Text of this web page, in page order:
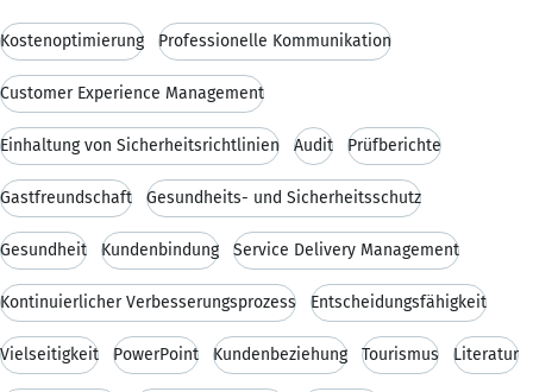
Kostenoptimierung Professionelle Kommunikation
Customer Experience Management
Einhaltung von Sicherheitsrichtlinien Audit Prüfberichte
Gastfreundschaft Gesundheits- und Sicherheitsschutz
Gesundheit Kundenbindung Service Delivery Management
Kontinuierlicher Verbesserungsprozess Entscheidungsfähigkeit
Vielseitigkeit PowerPoint Kundenbeziehung Tourismus Literatur